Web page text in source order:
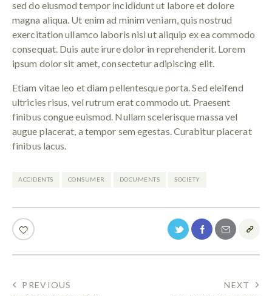
sed do eiusmod tempor incididunt ut labore et dolore
magna aliqua. Ut enim ad minim veniam, quis nostrud
exercitation ullamco laboris nisi ut aliquip ex ea commodo
consequat. Duis aute irure dolor in reprehenderit. Lorem
ipsum dolor sit amet, consectetur adipiscing elit.
Etiam vitae leo et diam pellentesque porta. Sed eleifend
ultricies risus, vel rutrum erat commodo ut. Praesent
finibus congue euismod. Nullam scelerisque massa vel
augue placerat, a tempor sem egestas. Curabitur placerat
finibus lacus.
ACCIDENTS CONSUMER DOCUMENTS SOCIETY
PREVIOUS NEXT